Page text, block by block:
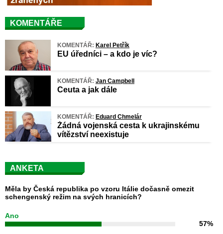
KOMENTÁŘE
KOMENTÁŘ: Karel Petřík
EU úředníci – a kdo je víc?
KOMENTÁŘ: Jan Campbell
Ceuta a jak dále
KOMENTÁŘ: Eduard Chmelár
Žádná vojenská cesta k ukrajinskému
vítězství neexistuje
ANKETA
Měla by Česká republika po vzoru Itálie dočasně omezit
schengenský režim na svých hranicích?
Ano
57%